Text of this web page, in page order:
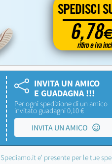
SPEDISCI
6,78
ritiro e iva
INVITA UN AMICO
E GUADAGNA !!!
Per ogni spedizione di un amico
invitato guadagni 0,10 €
INVITA UN AMICO
Spediamo.it e' presente per le tue